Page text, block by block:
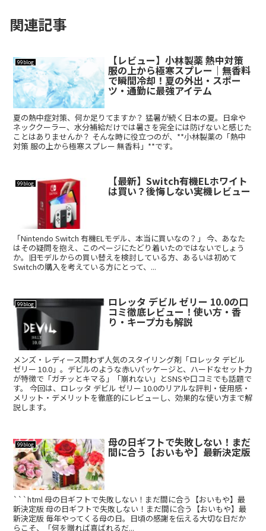
関連記事
99blog 【レビュー】小林製薬 熱中対策
服の上から極寒スプレー｜無香料
で瞬間冷却！夏の外出・スポー
ツ・通勤に最強アイテム
夏の熱中症対策、何か足りてますか？ 猛暑が続く日本の夏。日傘や
ネッククーラー、水分補給だけでは暑さを完全には防げないと感じた
ことはありませんか？ そんな時に役立つのが、**小林製薬の「熱中
対策 服の上から極寒スプレー 無香料」**です。
99blog 【最新】Switch有機ELホワイト
は買い？後悔しない実機レビュー
「Nintendo Switch 有機ELモデル、本当に買いなの？」 今、あなた
はその疑問を抱え、このページにたどり着いたのではないでしょう
か。旧モデルからの買い替えを検討している方、あるいは初めて
Switchの購入を考えている方にとって、...
99blog ロレッタ デビル ゼリー 10.0の口
コミ徹底レビュー！使い方・香
り・キープ力も解説
メンズ・レディース問わず人気のスタイリング剤「ロレッタ デビル
ゼリー 10.0」。デビルのような赤いパッケージと、ハードなセット力
が特徴で「ガチッとキマる」「崩れない」とSNSや口コミでも話題で
す。 今回は、ロレッタ デビル ゼリー 10.0のリアルな評判・使用感・
メリット・デメリットを徹底的にレビューし、効果的な使い方まで解
説します。
99blog 母の日ギフトで失敗しない！まだ
間に合う【おいもや】最新決定版
```html 母の日ギフトで失敗しない！まだ間に合う【おいもや】最
新決定版 母の日ギフトで失敗しない！まだ間に合う【おいもや】最
新決定版 毎年やってくる母の日。日頃の感謝を伝える大切な日だか
らこそ、「何を贈れば喜ばれるだ...